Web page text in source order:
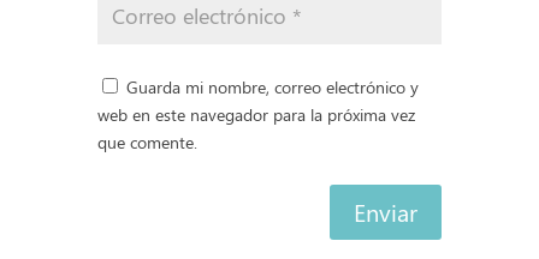
Guarda mi nombre, correo electrónico y
web en este navegador para la próxima vez
que comente.
Enviar